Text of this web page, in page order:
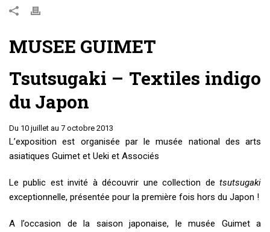
MUSEE GUIMET
Tsutsugaki – Textiles indigo
du Japon
Du 10 juillet au 7 octobre 2013
L’exposition est organisée par le musée national des arts
asiatiques Guimet et Ueki et Associés
Le public est invité à découvrir une collection de tsutsugaki
exceptionnelle, présentée pour la première fois hors du Japon !
A l’occasion de la saison japonaise, le musée Guimet a